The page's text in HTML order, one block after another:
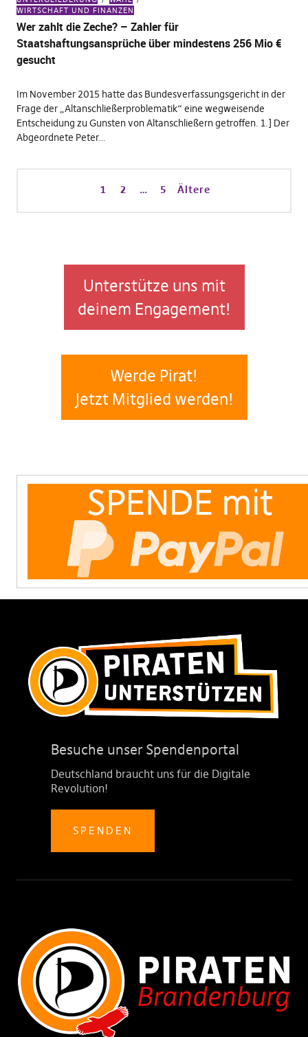
WIRTSCHAFT UND FINANZEN
Wer zahlt die Zeche? – Zahler für
Staatshaftungsansprüche über mindestens 256 Mio €
gesucht
Im November 2015 hatte das Bundesverfassungsgericht in der
Frage der „Altanschließerproblematik“ eine wegweisende
Entscheidung zu Gunsten von Altanschließern getroffen. 1.] Der
Abgeordnete Peter…
1 2 … 5 Ältere
Unterstütze uns mit
deinem Engagement!
Werde Pirat!
Jetzt Mitglied werden!
Besuche unser Spendenportal
Deutschland braucht uns für die Digitale
Revolution!
SPENDEN